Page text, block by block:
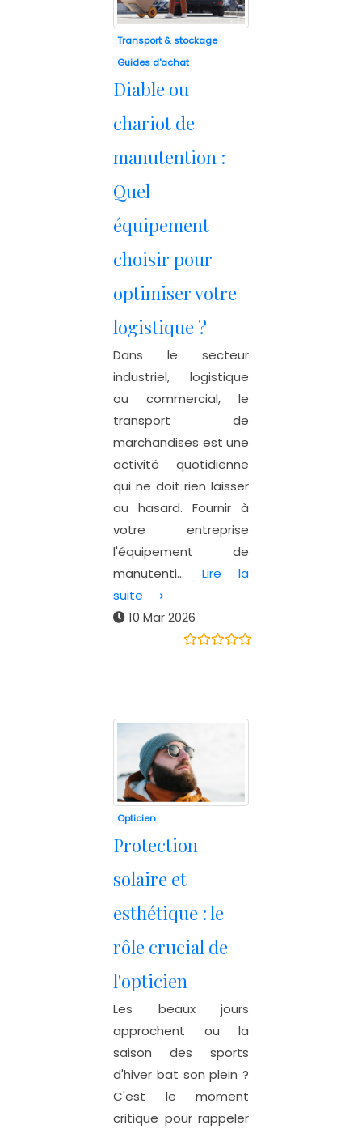
Transport & stockage
Guides d'achat
Diable ou
chariot de
manutention :
Quel
équipement
choisir pour
optimiser votre
logistique ?
Dans le secteur
industriel, logistique
ou commercial, le
transport de
marchandises est une
activité quotidienne
qui ne doit rien laisser
au hasard. Fournir à
votre entreprise
l'équipement de
manutenti... Lire la
suite ⟶
10 Mar 2026
Opticien
Protection
solaire et
esthétique : le
rôle crucial de
l'opticien
Les beaux jours
approchent ou la
saison des sports
d'hiver bat son plein ?
C'est le moment
critique pour rappeler